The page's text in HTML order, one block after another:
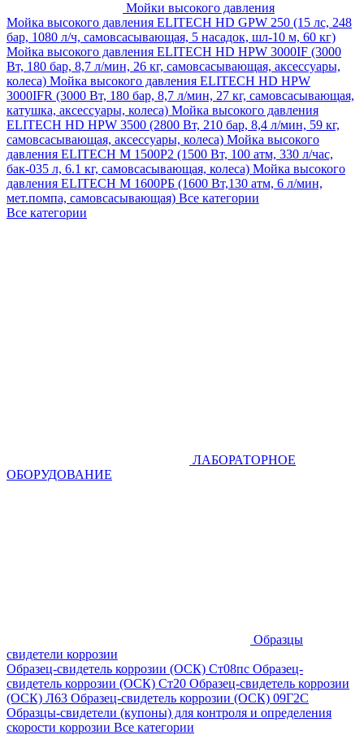
Мойки высокого давления
Мойка высокого давления ELITECH HD GPW 250 (15 лс, 248
бар, 1080 л/ч, самовсасывающая, 5 насадок, шл-10 м, 60 кг)
Мойка высокого давления ELITECH HD HPW 3000IF (3000
Вт, 180 бар, 8,7 л/мин, 26 кг, самовсасывающая, аксессуары,
колеса) Мойка высокого давления ELITECH HD HPW
3000IFR (3000 Вт, 180 бар, 8,7 л/мин, 27 кг, самовсасывающая,
катушка, аксессуары, колеса) Мойка высокого давления
ELITECH HD HPW 3500 (2800 Вт, 210 бар, 8,4 л/мин, 59 кг,
самовсасывающая, аксессуары, колеса) Мойка высокого
давления ELITECH M 1500P2 (1500 Вт, 100 атм, 330 л/час,
бак-035 л, 6.1 кг, самовсасывающая, колеса) Мойка высокого
давления ELITECH М 1600РБ (1600 Вт,130 атм, 6 л/мин,
мет.помпа, самовсасывающая) Все категории
Все категории
ЛАБОРАТОРНОЕ
ОБОРУДОВАНИЕ
Образцы
свидетели коррозии
Образец-свидетель коррозии (ОСК) Ст08пс Образец-
свидетель коррозии (ОСК) Ст20 Образец-свидетель коррозии
(ОСК) Л63 Образец-свидетель коррозии (ОСК) 09Г2С
Образцы-свидетели (купоны) для контроля и определения
скорости коррозии Все категории